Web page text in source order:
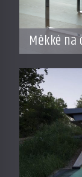
Měkké